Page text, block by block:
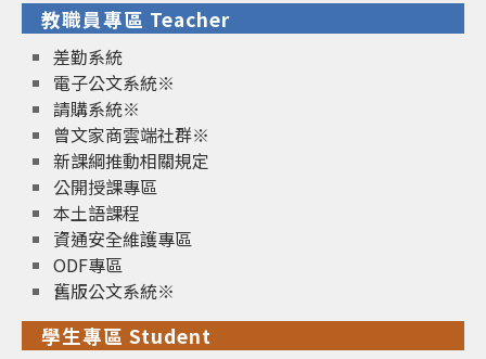
教職員專區 Teacher
差勤系統
電子公文系統※
請購系統※
曾文家商雲端社群※
新課綱推動相關規定
公開授課專區
本土語課程
資通安全維護專區
ODF專區
舊版公文系統※
學生專區 Student